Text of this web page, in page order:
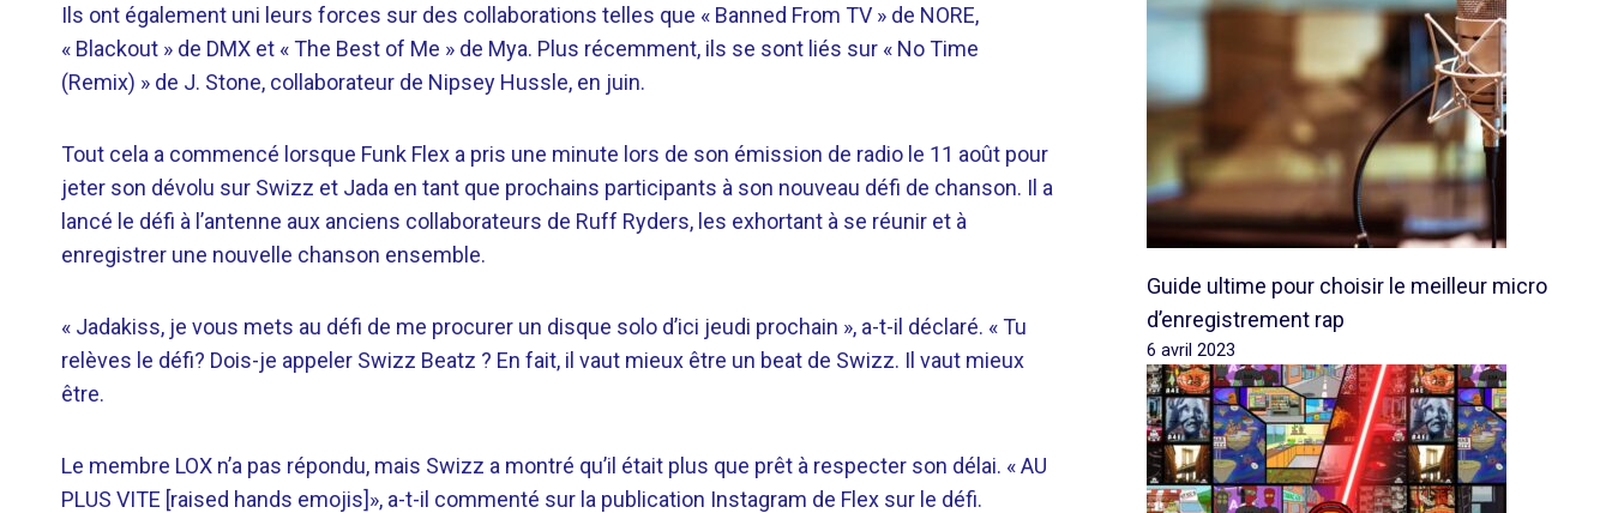
Ils ont également uni leurs forces sur des collaborations telles que « Banned From TV » de NORE,
« Blackout » de DMX et « The Best of Me » de Mya. Plus récemment, ils se sont liés sur « No Time
(Remix) » de J. Stone, collaborateur de Nipsey Hussle, en juin.
Tout cela a commencé lorsque Funk Flex a pris une minute lors de son émission de radio le 11 août pour
jeter son dévolu sur Swizz et Jada en tant que prochains participants à son nouveau défi de chanson. Il a
lancé le défi à l’antenne aux anciens collaborateurs de Ruff Ryders, les exhortant à se réunir et à
enregistrer une nouvelle chanson ensemble.
« Jadakiss, je vous mets au défi de me procurer un disque solo d’ici jeudi prochain », a-t-il déclaré. « Tu
relèves le défi? Dois-je appeler Swizz Beatz ? En fait, il vaut mieux être un beat de Swizz. Il vaut mieux
être.
Le membre LOX n’a ​​pas répondu, mais Swizz a montré qu’il était plus que prêt à respecter son délai. « AU
PLUS VITE [raised hands emojis]», a-t-il commenté sur la publication Instagram de Flex sur le défi.
Guide ultime pour choisir le meilleur micro
d’enregistrement rap
6 avril 2023